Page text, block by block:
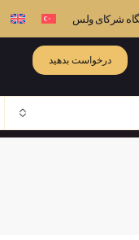
شرکای ولس
درخواست بدهید